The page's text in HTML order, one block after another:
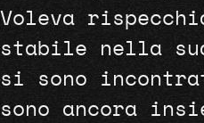
Voleva
stabile nella
si sono
sono ancora